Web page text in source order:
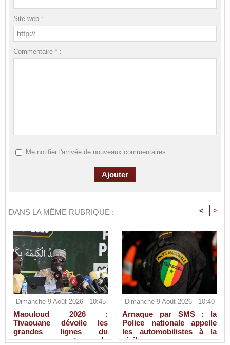
Site web :
Commentaire * :
Me notifier l'arrivée de nouveaux commentaires
DANS LA MÊME RUBRIQUE : < >
Dimanche 9 Août 2026 - 10:45
Maouloud 2026 :
Tivaouane dévoile les
grandes lignes du
programme autour du
Dimanche 9 Août 2026 - 10:40
Arnaque par SMS : la
Police nationale appelle
les automobilistes à la
vigilance